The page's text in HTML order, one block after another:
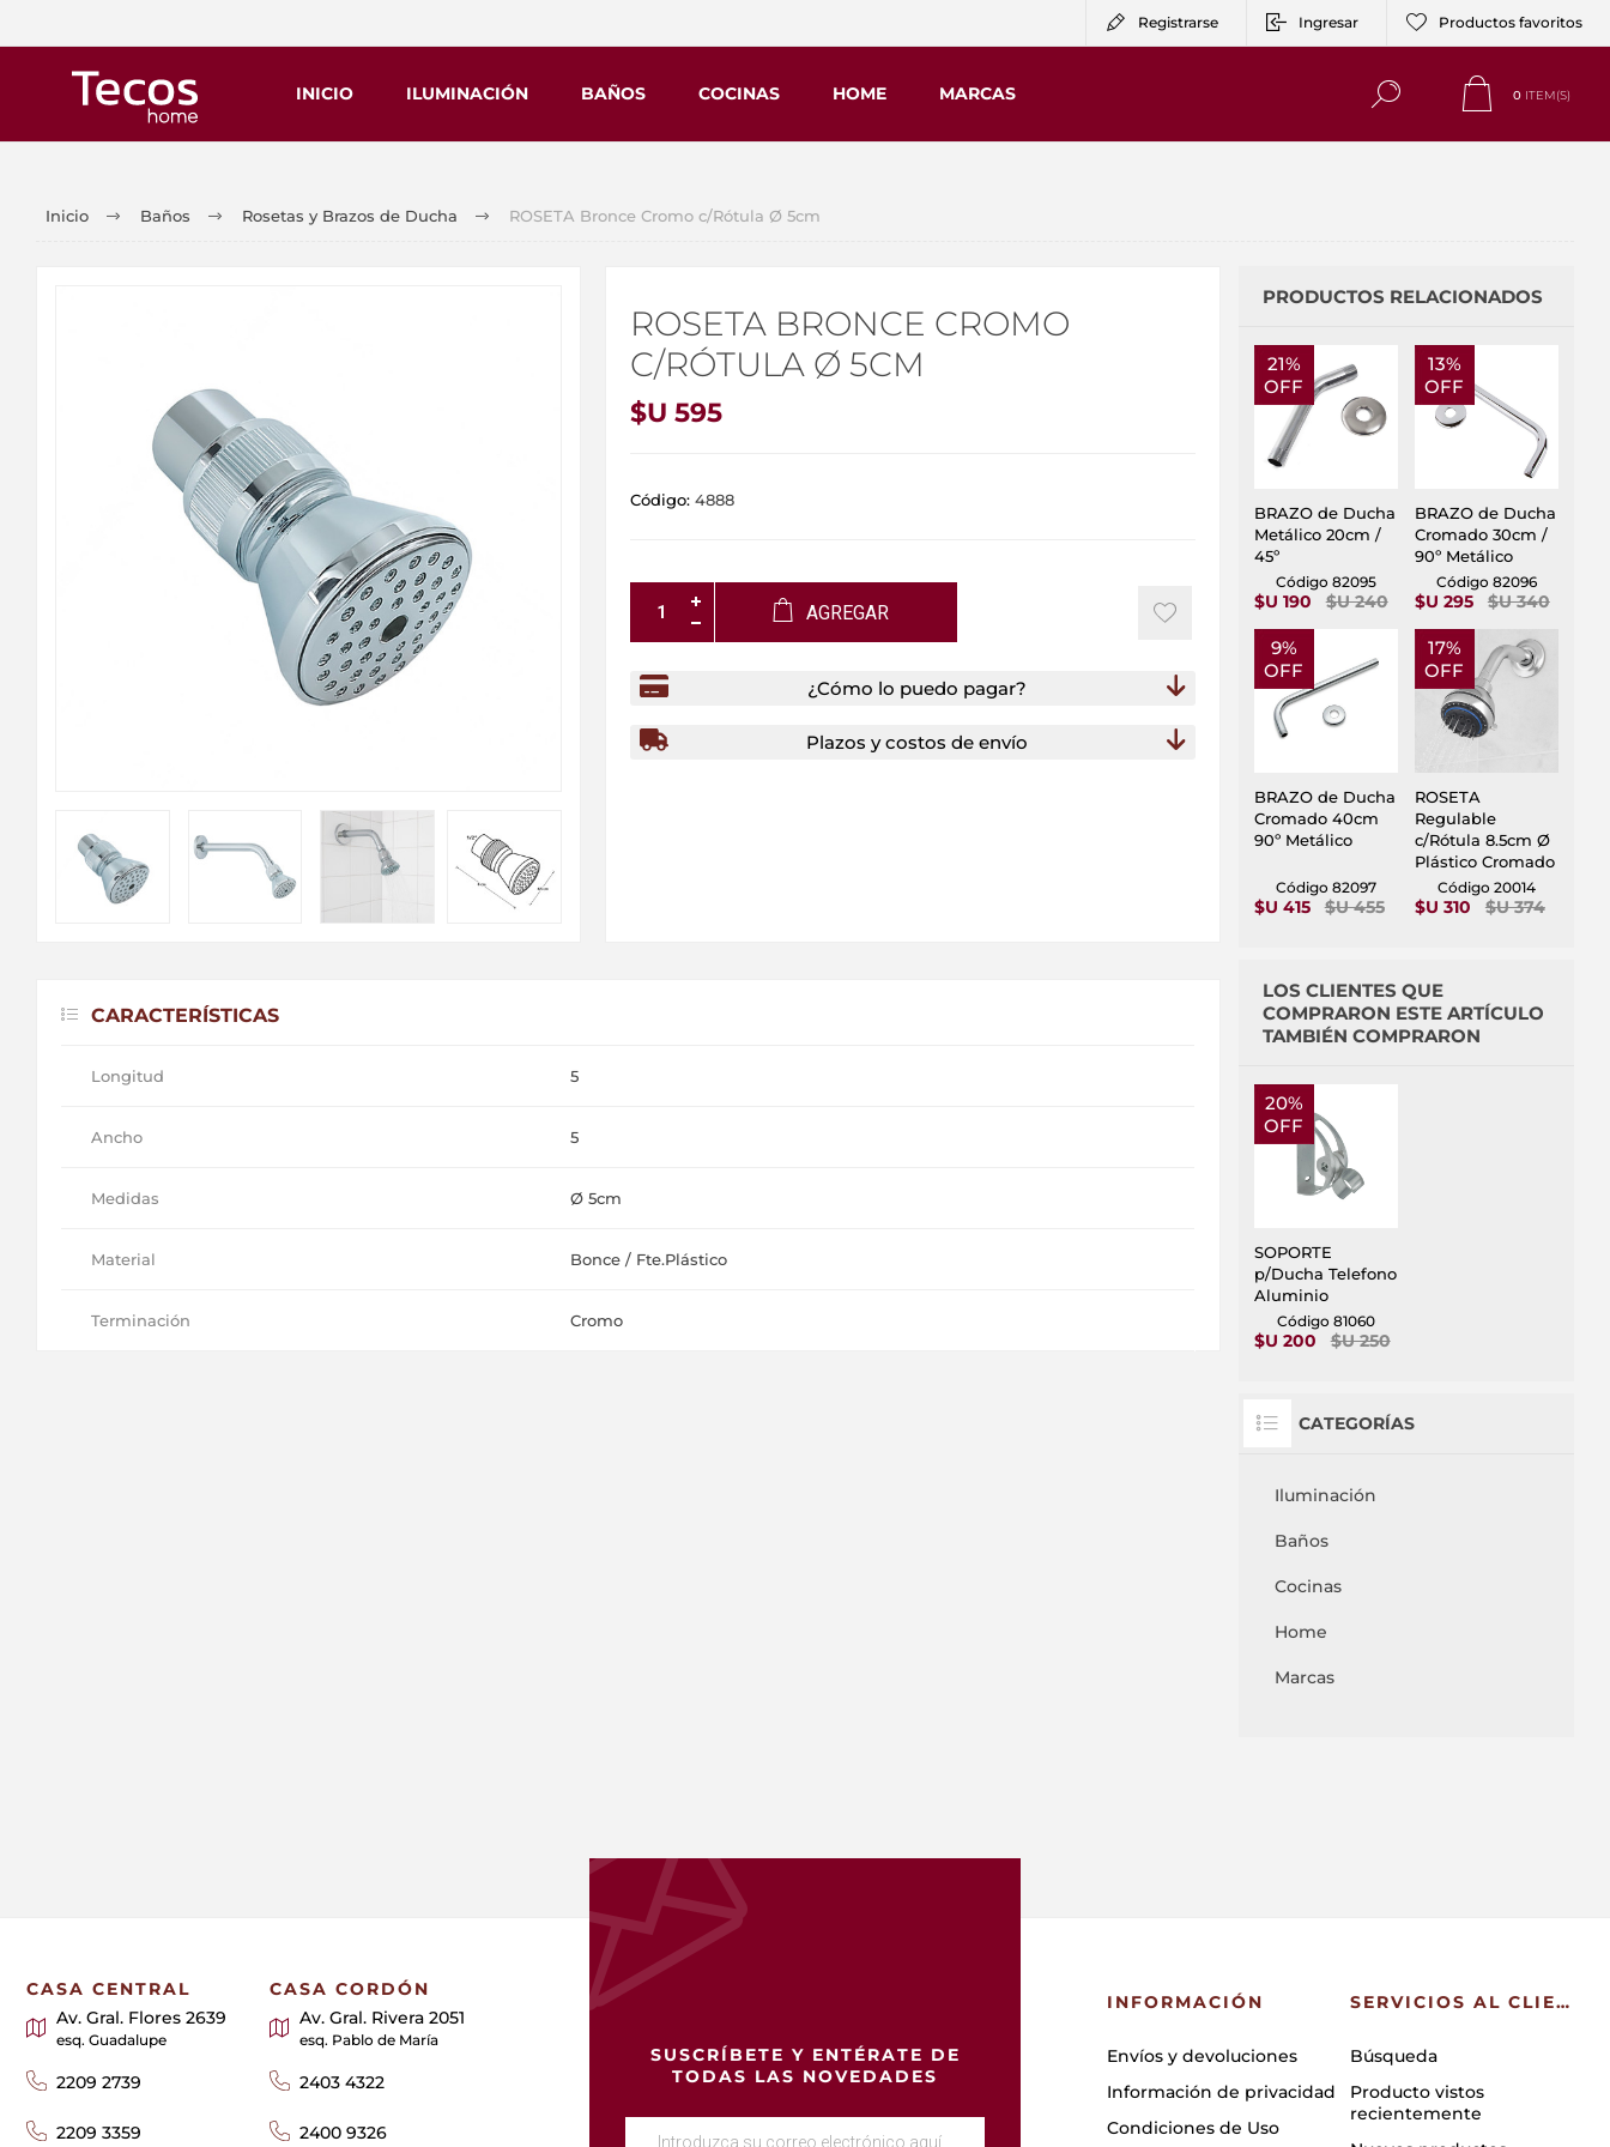
Registrarse Ingresar Productos favoritos
INICIO ILUMINACIÓN BAÑOS COCINAS HOME MARCAS 0 ITEM(S)
Inicio Baños Rosetas y Brazos de Ducha ROSETA Bronce Cromo c/Rótula Ø 5cm
ROSETA BRONCE CROMO
C/RÓTULA Ø 5CM
$U 595
Código: 4888
AGREGAR
¿Cómo lo puedo pagar?
Plazos y costos de envío
CARACTERÍSTICAS
Longitud 5
Ancho 5
Medidas Ø 5cm
Material Bonce / Fte.Plástico
Terminación Cromo
PRODUCTOS RELACIONADOS
21%
OFF
BRAZO de Ducha
Metálico 20cm /
45º
Código 82095
$U 190 $U 240
13%
OFF
BRAZO de Ducha
Cromado 30cm /
90º Metálico
Código 82096
$U 295 $U 340
9%
OFF
BRAZO de Ducha
Cromado 40cm
90º Metálico
Código 82097
$U 415 $U 455
17%
OFF
ROSETA
Regulable
c/Rótula 8.5cm Ø
Plástico Cromado
Código 20014
$U 310 $U 374
LOS CLIENTES QUE
COMPRARON ESTE ARTÍCULO
TAMBIÉN COMPRARON
20%
OFF
SOPORTE
p/Ducha Telefono
Aluminio
Código 81060
$U 200 $U 250
CATEGORÍAS
Iluminación
Baños
Cocinas
Home
Marcas
SUSCRÍBETE Y ENTÉRATE DE
TODAS LAS NOVEDADES
CASA CENTRAL
Av. Gral. Flores 2639
esq. Guadalupe
2209 2739
2209 3359
CASA CORDÓN
Av. Gral. Rivera 2051
esq. Pablo de María
2403 4322
2400 9326
INFORMACIÓN
Envíos y devoluciones
Información de privacidad
Condiciones de Uso
SERVICIOS AL CLIENTE
Búsqueda
Producto vistos
recientemente